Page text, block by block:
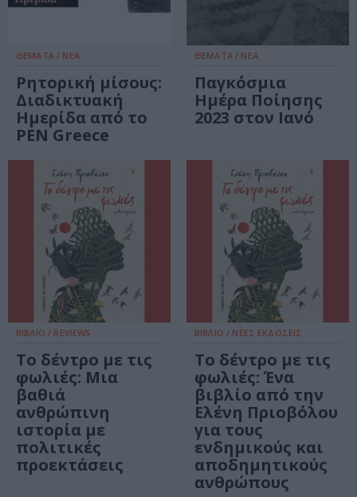
ΘΕΜΑΤΑ / ΝΕΑ
Ρητορική μίσους:
Διαδικτυακή
Hμερίδα από το
PEN Greece
ΘΕΜΑΤΑ / ΝΕΑ
Παγκόσμια
Ημέρα Ποίησης
2023 στον Ιανό
ΒΙΒΛΙΟ / REVIEWS
Το δέντρο με τις
φωλιές: Μια
βαθιά
ανθρώπινη
ιστορία με
πολιτικές
προεκτάσεις
ΒΙΒΛΙΟ / ΝΕΕΣ ΕΚΔΟΣΕΙΣ
Το δέντρο με τις
φωλιές: Ένα
βιβλίο από την
Ελένη Πριοβόλου
για τους
ενδημικούς και
αποδημητικούς
ανθρώπους